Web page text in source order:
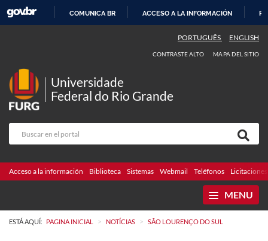
CONTENIDO
COMUNICA BR ACCESO A LA INFORMACIÓN
PORTUGUÊS ENGLISH
CONTRASTE ALTO MAPA DEL SITIO
Universidade
Federal do Rio Grande
Acceso a la información Biblioteca Sistemas Webmail Teléfonos Licitaciones
MENU
ESTÁ AQUÍ: PAGINA INICIAL > NOTÍCIAS > SÃO LOURENÇO DO SUL